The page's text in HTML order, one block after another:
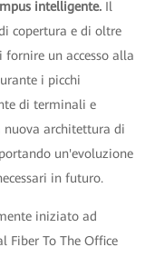
intelligente. Il
copertura e di oltre
fornire un accesso alla
i picchi
di terminali e
nuova architettura di
un'evoluzione
in futuro.
iniziato ad
Fiber To The Office